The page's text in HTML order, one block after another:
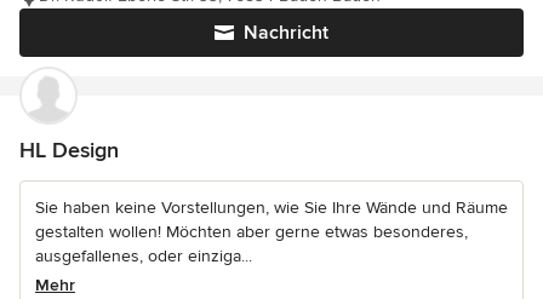
Nachricht
HL Design
Sie haben keine Vorstellungen, wie Sie Ihre Wände und Räume
gestalten wollen! Möchten aber gerne etwas besonderes,
ausgefallenes, oder einziga...
Mehr